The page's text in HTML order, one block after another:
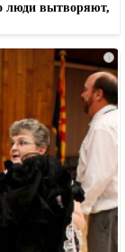
люди вытворяют,
i